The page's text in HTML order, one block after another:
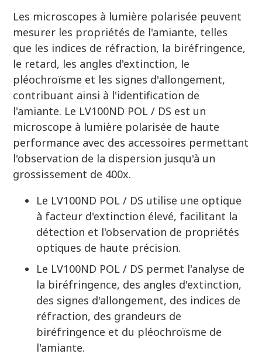
Les microscopes à lumière polarisée peuvent
mesurer les propriétés de l'amiante, telles
que les indices de réfraction, la biréfringence,
le retard, les angles d'extinction, le
pléochroïsme et les signes d'allongement,
contribuant ainsi à l'identification de
l'amiante. Le LV100ND POL / DS est un
microscope à lumière polarisée de haute
performance avec des accessoires permettant
l'observation de la dispersion jusqu'à un
grossissement de 400x.
Le LV100ND POL / DS utilise une optique
à facteur d'extinction élevé, facilitant la
détection et l'observation de propriétés
optiques de haute précision.
Le LV100ND POL / DS permet l'analyse de
la biréfringence, des angles d'extinction,
des signes d'allongement, des indices de
réfraction, des grandeurs de
biréfringence et du pléochroïsme de
l'amiante.